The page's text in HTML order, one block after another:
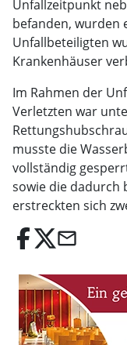
Unfallzeitpunkt
befanden, wurden
Unfallbeteiligten
Krankenhäuser
Im Rahmen der
Verletzten war
musste die
vollständig
sowie die dadurch
erstreckten sich
email